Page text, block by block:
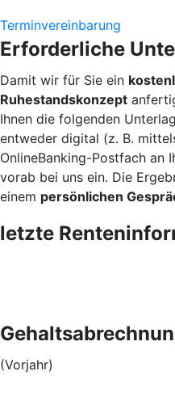
Terminvereinbarung
Erforderliche
Damit wir für Sie ein
Ruhestandskonzept
Ihnen die folgenden
entweder digital (z. B.
OnlineBanking-Postfach an
vorab bei uns ein. Die
einem persönlichen
letzte
(Vorjahr)